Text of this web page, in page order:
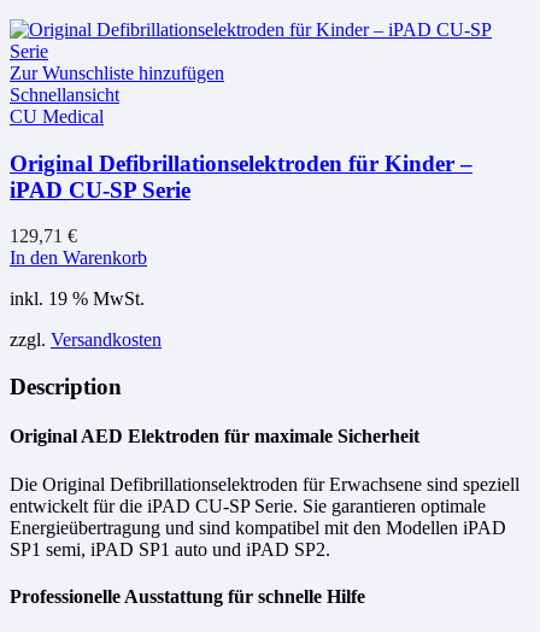
Zur Wunschliste hinzufügen
Schnellansicht
CU Medical
Original Defibrillationselektroden für Kinder –
iPAD CU-SP Serie
129,71 €
In den Warenkorb
inkl. 19 % MwSt.
zzgl. Versandkosten
Description
Original AED Elektroden für maximale Sicherheit
Die Original Defibrillationselektroden für Erwachsene sind speziell
entwickelt für die iPAD CU-SP Serie. Sie garantieren optimale
Energieübertragung und sind kompatibel mit den Modellen iPAD
SP1 semi, iPAD SP1 auto und iPAD SP2.
Professionelle Ausstattung für schnelle Hilfe